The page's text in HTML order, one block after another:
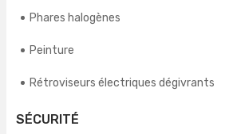
Phares halogènes
Peinture
Rétroviseurs électriques dégivrants
SÉCURITÉ